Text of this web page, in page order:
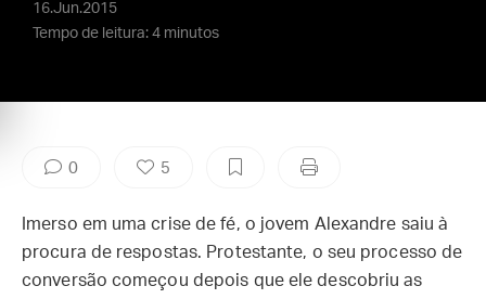
16.Jun.2015
Tempo de leitura: 4 minutos
0 5
Imerso em uma crise de fé, o jovem Alexandre saiu à
procura de respostas. Protestante, o seu processo de
conversão começou depois que ele descobriu as